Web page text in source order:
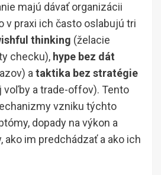
majú dávať organizácii
v praxi ich často oslabujú tri
thinking (želacie
checku), hype bez dát
a taktika bez stratégie
voľby a trade-offov). Tento
vzniku týchto
dopady na výkon a
ako im predchádzať a ako ich